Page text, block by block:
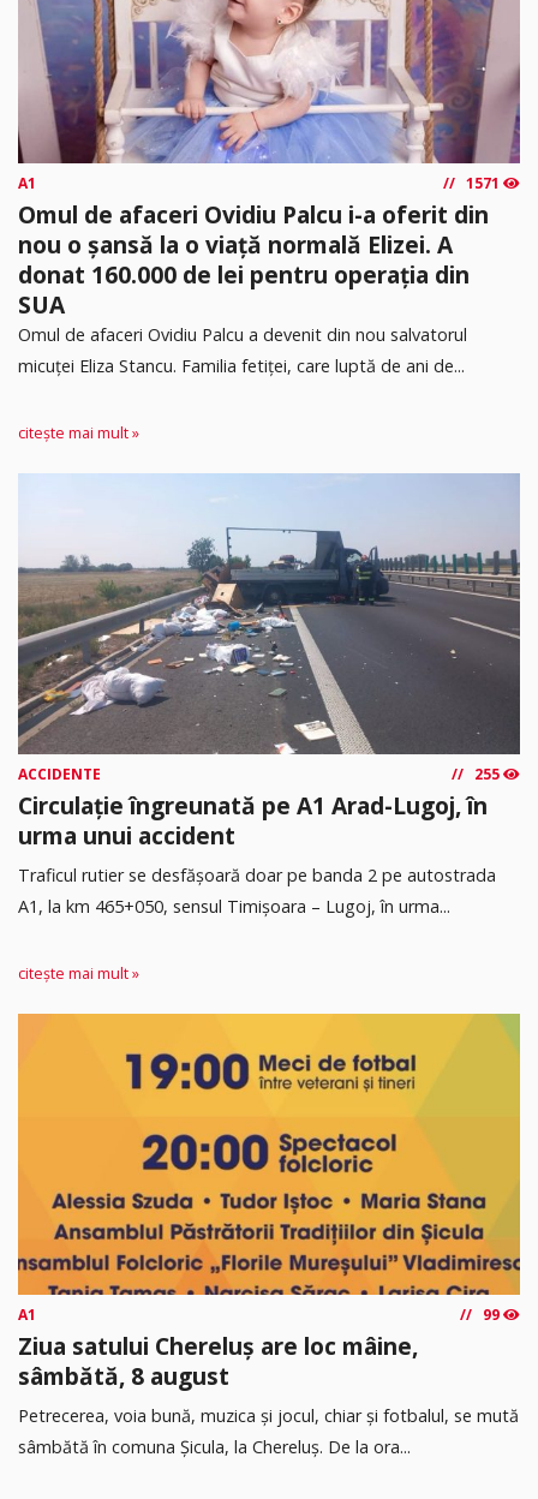
A1 1571
Omul de afaceri Ovidiu Palcu i-a oferit din
nou o șansă la o viață normală Elizei. A
donat 160.000 de lei pentru operația din
SUA
Omul de afaceri Ovidiu Palcu a devenit din nou salvatorul
micuței Eliza Stancu. Familia fetiței, care luptă de ani de...
citește mai mult »
ACCIDENTE 255
Circulație îngreunată pe A1 Arad-Lugoj, în
urma unui accident
Traficul rutier se desfășoară doar pe banda 2 pe autostrada
A1, la km 465+050, sensul Timişoara – Lugoj, în urma...
citește mai mult »
A1 99
Ziua satului Chereluș are loc mâine,
sâmbătă, 8 august
Petrecerea, voia bună, muzica și jocul, chiar și fotbalul, se mută
sâmbătă în comuna Șicula, la Chereluș. De la ora...